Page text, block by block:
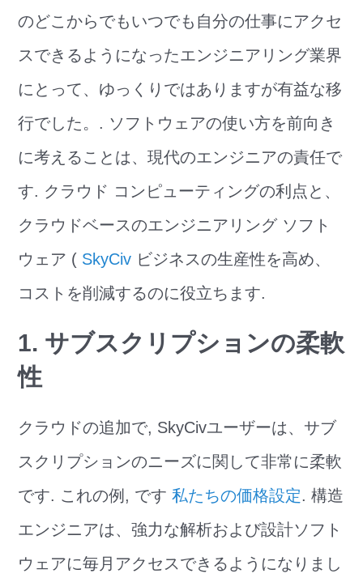
のどこからでもいつでも自分の仕事にアクセ
スできるようになったエンジニアリング業界
にとって、ゆっくりではありますが有益な移
行でした。. ソフトウェアの使い方を前向き
に考えることは、現代のエンジニアの責任で
す. クラウド コンピューティングの利点と、
クラウドベースのエンジニアリング ソフト
ウェア ( SkyCiv ビジネスの生産性を高め、
コストを削減するのに役立ちます.
1. サブスクリプションの柔軟
性
クラウドの追加で, SkyCivユーザーは、サブ
スクリプションのニーズに関して非常に柔軟
です. これの例, です私たちの価格設定. 構造
エンジニアは、強力な解析および設計ソフト
ウェアに毎月アクセスできるようになりまし